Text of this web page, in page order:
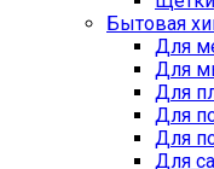
Бытовая
Для
Для
Для
Для
Для
Для